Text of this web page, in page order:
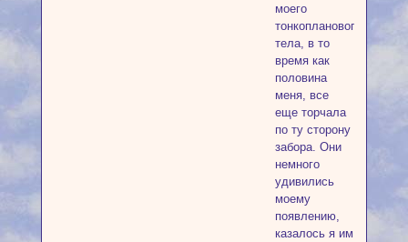
моего
тонкопланового
тела, в то
время как
половина
меня, все
еще торчала
по ту сторону
забора. Они
немного
удивились
моему
появлению,
казалось я им